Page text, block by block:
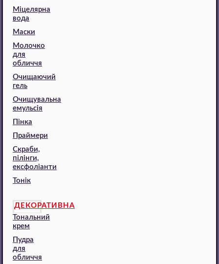
Міцелярна
вода
Маски
Молочко
для
обличчя
Очищаючий
гель
Очищувальна
емульсія
Пінка
Праймери
Скраби,
пілінги,
ексфоліанти
Тонік
ДЕКОРАТИВНА
Тональний
крем
Пудра
для
обличчя